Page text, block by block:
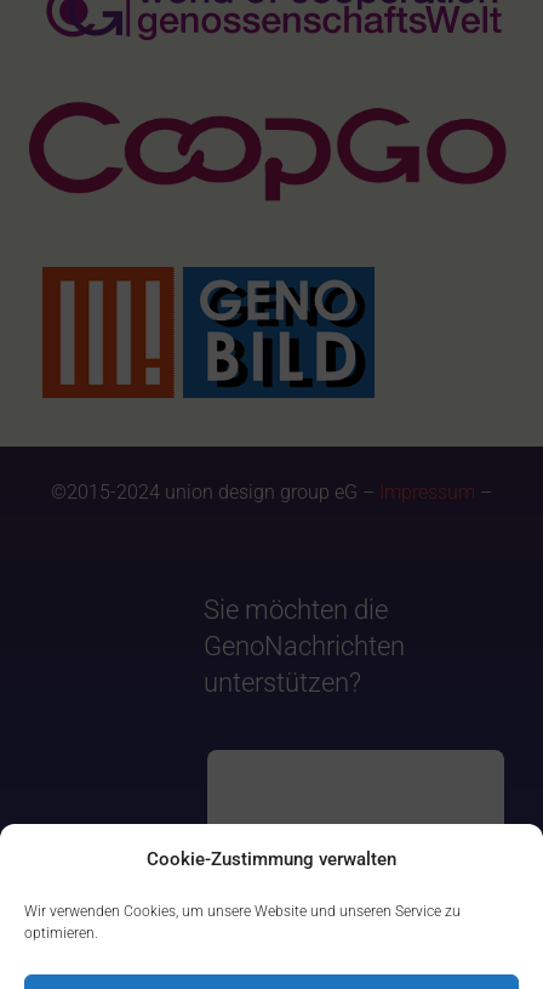
Cookie-Zustimmung verwalten
Wir verwenden Cookies, um unsere Website und unseren Service zu
optimieren.
©2015-2024 union design group eG – Impressum –
Sie möchten die
GenoNachrichten
unterstützen?